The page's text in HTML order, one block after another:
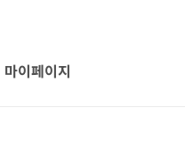
마이페이지